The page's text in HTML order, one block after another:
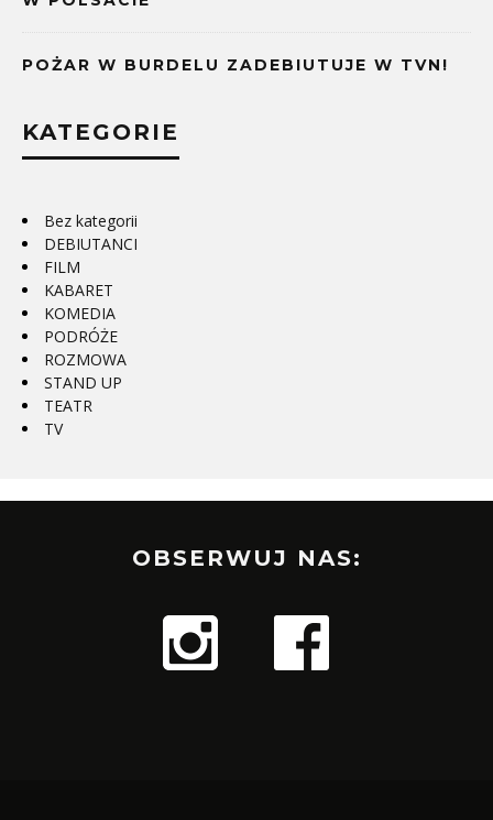
POŻAR W BURDELU ZADEBIUTUJE W TVN!
KATEGORIE
Bez kategorii
DEBIUTANCI
FILM
KABARET
KOMEDIA
PODRÓŻE
ROZMOWA
STAND UP
TEATR
TV
OBSERWUJ NAS: